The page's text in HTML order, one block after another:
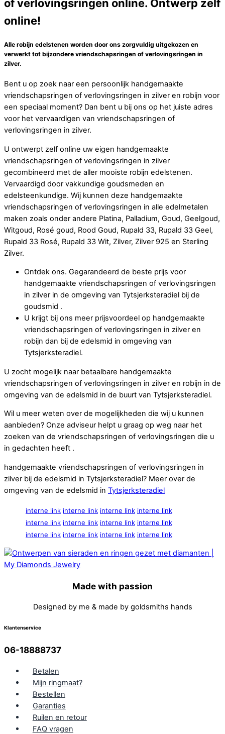
of verlovingsringen online. Ontwerp zelf
online!
Alle robijn edelstenen worden door ons zorgvuldig uitgekozen en
verwerkt tot bijzondere vriendschapsringen of verlovingsringen in
zilver.
Bent u op zoek naar een persoonlijk handgemaakte
vriendschapsringen of verlovingsringen in zilver en robijn voor
een speciaal moment? Dan bent u bij ons op het juiste adres
voor het vervaardigen van vriendschapsringen of
verlovingsringen in zilver.
U ontwerpt zelf online uw eigen handgemaakte
vriendschapsringen of verlovingsringen in zilver
gecombineerd met de aller mooiste robijn edelstenen.
Vervaardigd door vakkundige goudsmeden en
edelsteenkundige. Wij kunnen deze handgemaakte
vriendschapsringen of verlovingsringen in alle edelmetalen
maken zoals onder andere Platina, Palladium, Goud, Geelgoud,
Witgoud, Rosé goud, Rood Goud, Rupald 33, Rupald 33 Geel,
Rupald 33 Rosé, Rupald 33 Wit, Zilver, Zilver 925 en Sterling
Zilver.
Ontdek ons. Gegarandeerd de beste prijs voor
handgemaakte vriendschapsringen of verlovingsringen
in zilver in de omgeving van Tytsjerksteradiel bij de
goudsmid .
U krijgt bij ons meer prijsvoordeel op handgemaakte
vriendschapsringen of verlovingsringen in zilver en
robijn dan bij de edelsmid in omgeving van
Tytsjerksteradiel.
U zocht mogelijk naar betaalbare handgemaakte
vriendschapsringen of verlovingsringen in zilver en robijn in de
omgeving van de edelsmid in de buurt van Tytsjerksteradiel.
Wil u meer weten over de mogelijkheden die wij u kunnen
aanbieden? Onze adviseur helpt u graag op weg naar het
zoeken van de vriendschapsringen of verlovingsringen die u
in gedachten heeft .
handgemaakte vriendschapsringen of verlovingsringen in
zilver bij de edelsmid in Tytsjerksteradiel? Meer over de
omgeving van de edelsmid in Tytsjerksteradiel
interne link interne link interne link interne link
interne link interne link interne link interne link
interne link interne link interne link interne link
Made with passion
Designed by me & made by goldsmiths hands
Klantenservice
06-18888737
Betalen
Mijn ringmaat?
Bestellen
Garanties
Ruilen en retour
FAQ vragen